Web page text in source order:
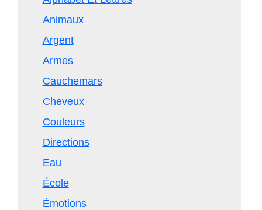
Animaux
Argent
Armes
Cauchemars
Cheveux
Couleurs
Directions
Eau
École
Émotions